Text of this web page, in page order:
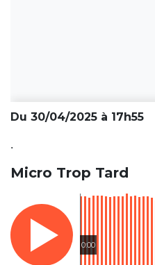
Du 30/04/2025 à 17h55
.
Micro Trop Tard
0:00